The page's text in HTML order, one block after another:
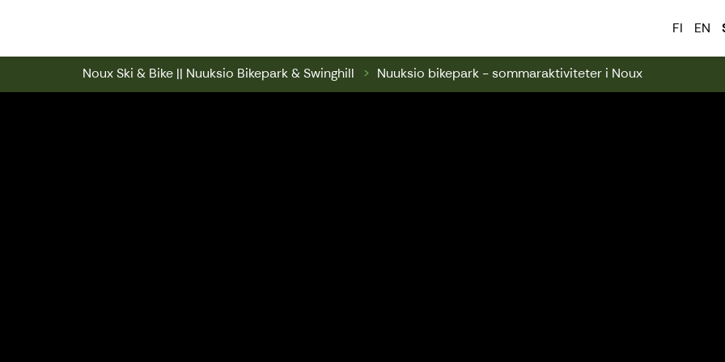
FI EN
Noux Ski & Bike || Nuuksio Bikepark & Swinghill Nuuksio bikepark - sommaraktiviteter i Noux